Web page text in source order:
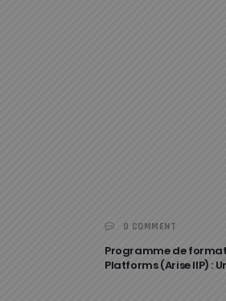
0 COMMENT
Programme de
Platforms (Arise IIP) :